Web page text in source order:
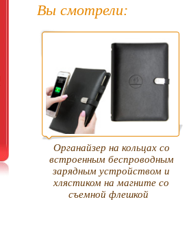
Вы смотрели:
Органайзер на кольцах со
встроенным беспроводным
зарядным устройством и
хлястиком на магните со
съемной флешкой